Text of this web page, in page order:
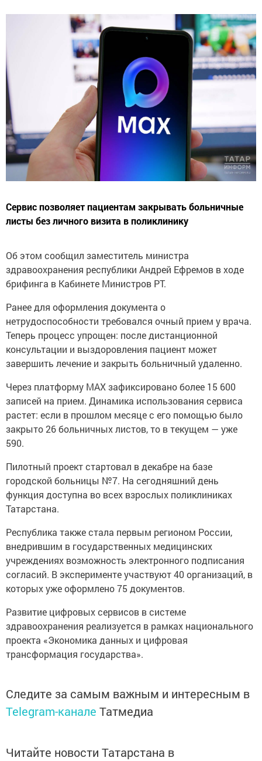
Сервис позволяет пациентам закрывать больничные
листы без личного визита в поликлинику
Об этом сообщил заместитель министра
здравоохранения республики Андрей Ефремов в ходе
брифинга в Кабинете Министров РТ.
Ранее для оформления документа о
нетрудоспособности требовался очный прием у врача.
Теперь процесс упрощен: после дистанционной
консультации и выздоровления пациент может
завершить лечение и закрыть больничный удаленно.
Через платформу MAX зафиксировано более 15 600
записей на прием. Динамика использования сервиса
растет: если в прошлом месяце с его помощью было
закрыто 26 больничных листов, то в текущем — уже
590.
Пилотный проект стартовал в декабре на базе
городской больницы №7. На сегодняшний день
функция доступна во всех взрослых поликлиниках
Татарстана.
Республика также стала первым регионом России,
внедрившим в государственных медицинских
учреждениях возможность электронного подписания
согласий. В эксперименте участвуют 40 организаций, в
которых уже оформлено 75 документов.
Развитие цифровых сервисов в системе
здравоохранения реализуется в рамках национального
проекта «Экономика данных и цифровая
трансформация государства».
Следите за самым важным и интересным в
Telegram-канале Татмедиа
Читайте новости Татарстана в